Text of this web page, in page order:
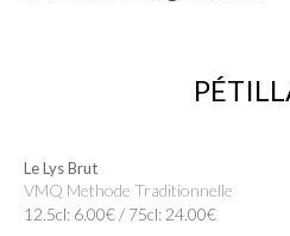
Le Lys Brut
VMQ Methode Traditionnelle
12.5cl: 6.00€ / 75cl: 24.00€